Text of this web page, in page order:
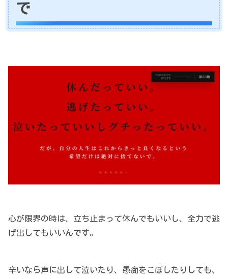
で
心が限界の時は、立ち止まって休んでもいいし、全力で逃
げ出してもいいんです。
辛いなら声に出して泣いたり、愚痴をこぼしたりしても、